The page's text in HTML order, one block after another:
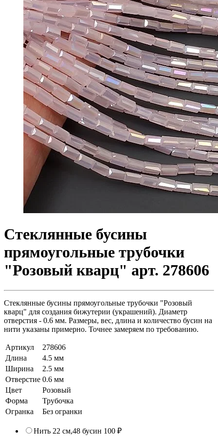
Стеклянные бусины
прямоугольные трубочки
"Розовый кварц" арт. 278606
Стеклянные бусины прямоугольные трубочки "Розовый
кварц" для создания бижутерии (украшений). Диаметр
отверстия - 0.6 мм. Размеры, вес, длина и количество бусин на
нити указаны примерно. Точнее замеряем по требованию.
Артикул
278606
Длина
4.5 мм
Ширина
2.5 мм
Отверстие 0.6 мм
Цвет
Розовый
Форма
Трубочка
Огранка
Без огранки
Нить 22 см,48 бусин 100 ₽